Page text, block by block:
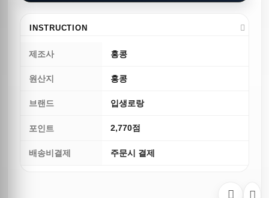
INSTRUCTION
제조사 홍콩
원산지 홍콩
브랜드 입생로랑
포인트 2,770점
배송비결제 주문시 결제